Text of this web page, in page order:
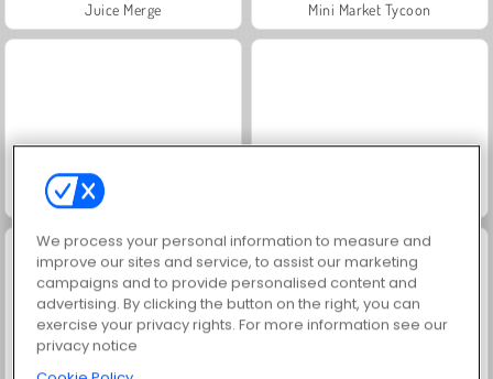
Juice Merge Mini Market Tycoon
Tube Clicker
We process your personal information to measure and
improve our sites and service, to assist our marketing
campaigns and to provide personalised content and
advertising. By clicking the button on the right, you can
exercise your privacy rights. For more information see our
privacy notice